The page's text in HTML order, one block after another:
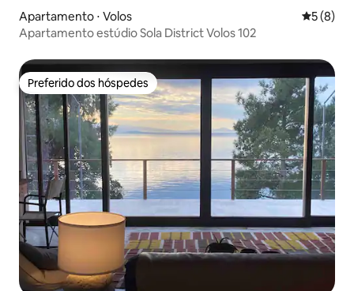
Apartamento ⋅ Volos 5 de
5 (8)
Apartamento estúdio Sola District Volos 102
Preferido dos hóspedes
Preferido dos hóspedes